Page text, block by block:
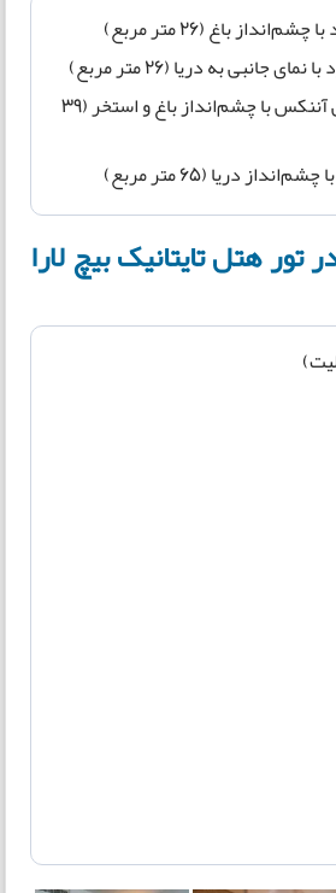
باغ (26 متر مربع)
جانبی به دریا (26 متر مربع)
اتاق­‌های خانوادگی آننکس با چشم‌­انداز باغ و استخر (39
دریا (65 متر مربع)
تور هتل تایتانیک بیچ لارا